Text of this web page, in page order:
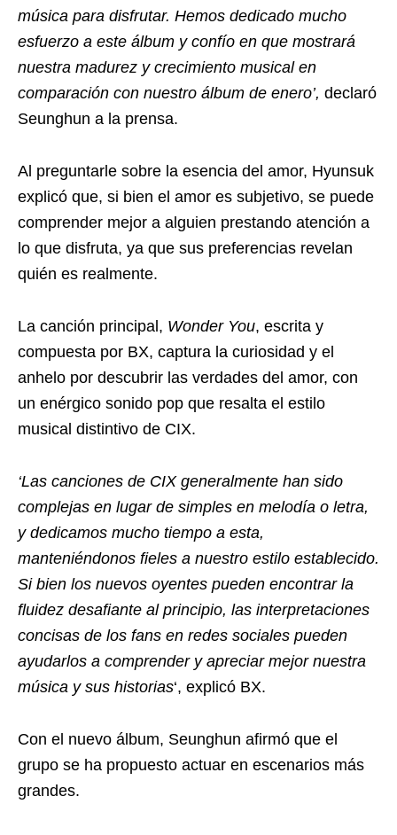
música para disfrutar. Hemos dedicado mucho
esfuerzo a este álbum y confío en que mostrará
nuestra madurez y crecimiento musical en
comparación con nuestro álbum de enero’, declaró
Seunghun a la prensa.
Al preguntarle sobre la esencia del amor, Hyunsuk
explicó que, si bien el amor es subjetivo, se puede
comprender mejor a alguien prestando atención a
lo que disfruta, ya que sus preferencias revelan
quién es realmente.
La canción principal, Wonder You, escrita y
compuesta por BX, captura la curiosidad y el
anhelo por descubrir las verdades del amor, con
un enérgico sonido pop que resalta el estilo
musical distintivo de CIX.
‘Las canciones de CIX generalmente han sido
complejas en lugar de simples en melodía o letra,
y dedicamos mucho tiempo a esta,
manteniéndonos fieles a nuestro estilo establecido.
Si bien los nuevos oyentes pueden encontrar la
fluidez desafiante al principio, las interpretaciones
concisas de los fans en redes sociales pueden
ayudarlos a comprender y apreciar mejor nuestra
música y sus historias‘, explicó BX.
Con el nuevo álbum, Seunghun afirmó que el
grupo se ha propuesto actuar en escenarios más
grandes.